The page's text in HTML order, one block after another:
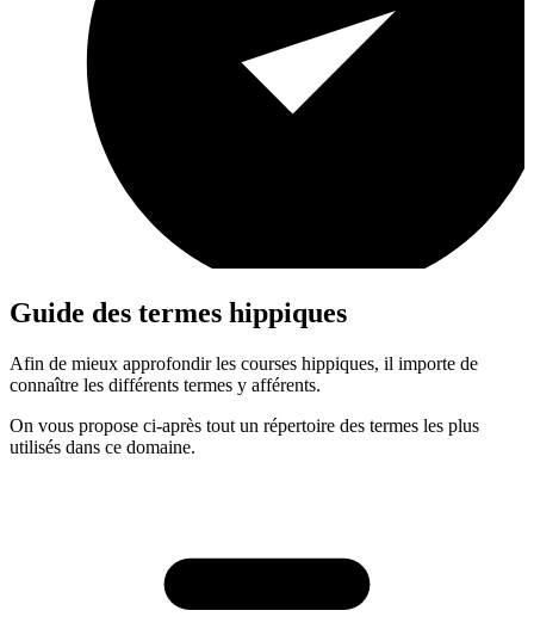
Guide des termes hippiques
Afin de mieux approfondir les courses hippiques, il importe de
connaître les différents termes y afférents.
On vous propose ci-après tout un répertoire des termes les plus
utilisés dans ce domaine.